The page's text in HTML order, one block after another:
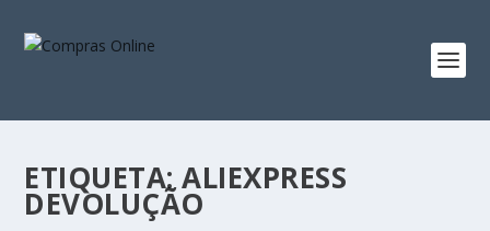
ETIQUETA:ALIEXPRESS
DEVOLUÇÃO